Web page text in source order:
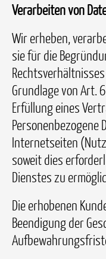
Verarbeiten von
Wir erheben,
sie für die
Grundlage von Art.
Erfüllung eines
Personenbezogene
Internetseiten
soweit dies
Dienstes zu
Die erhobenen
Beendigung der